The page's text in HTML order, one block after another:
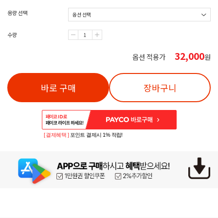
용량 선택
수량
옵션 적용가 32,000원
바로 구매 장바구니
[ 결제혜택 ] 포인트 결제시 1% 적립!